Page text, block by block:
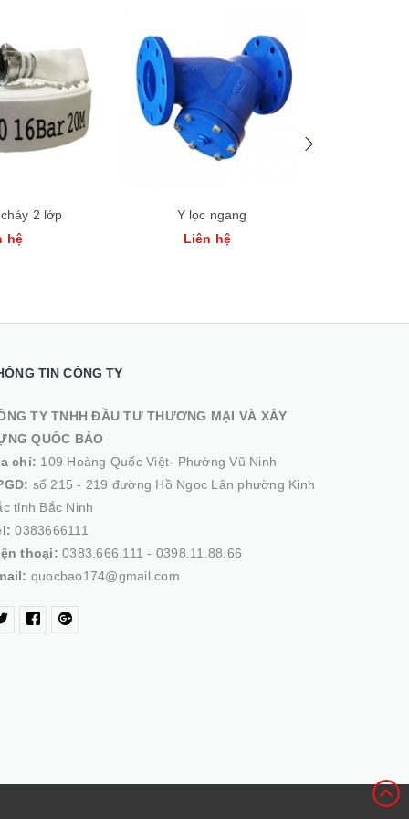
Xem nhanh Xem nhanh
2 lớp
hệ
Y lọc ngang
Liên hệ
TIN CÔNG TY
TY TNHH ĐẦU TƯ THƯƠNG MẠI VÀ XÂY
QUỐC BẢO
chỉ: 109 Hoàng Quốc Việt- Phường Vũ Ninh
số 215 - 219 đường Hồ Ngoc Lân phường Kinh
tỉnh Bắc Ninh
0383666111
thoại: 0383.666.111 - 0398.11.88.66
quocbao174@gmail.com